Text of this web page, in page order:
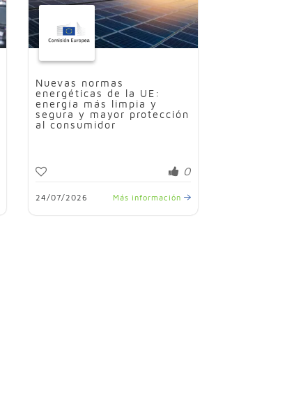
Nuevas normas
energéticas de la UE:
energía más limpia y
segura y mayor protección
al consumidor
0
24/07/2026 Más información